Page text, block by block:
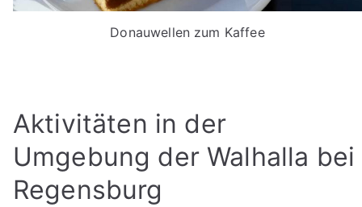
Donauwellen zum Kaffee
Aktivitäten in der
Umgebung der Walhalla bei
Regensburg